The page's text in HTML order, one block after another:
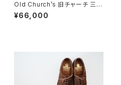
Old Church’s 旧チャーチ 三都
市 Chetwynd 85D
¥66,000